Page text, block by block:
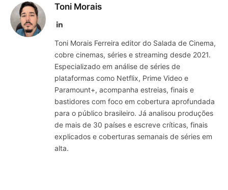
Toni Morais
LinkedIn
Toni Morais Ferreira editor do Salada de Cinema,
cobre cinemas, séries e streaming desde 2021.
Especializado em análise de séries de
plataformas como Netflix, Prime Video e
Paramount+, acompanha estreias, finais e
bastidores com foco em cobertura aprofundada
para o público brasileiro. Já analisou produções
de mais de 30 países e escreve críticas, finais
explicados e coberturas semanais de séries em
alta.